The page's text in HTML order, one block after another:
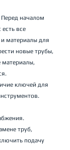
Перед началом
есть все
материалы для
новые трубы,
материалы,
ключей для
труб,
подачу